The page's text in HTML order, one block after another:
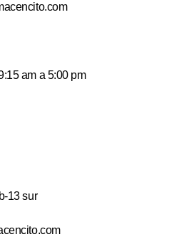
am a 5:00 pm
13 sur